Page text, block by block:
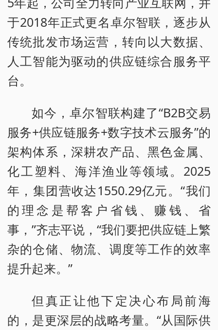
于2018年正式更名卓尔智联，逐步从
传统批发市场运营，转向以大数据、
人工智能为驱动的供应链综合服务平
台。
如今，卓尔智联构建了“B2B交易
服务+供应链服务+数字技术云服务”的
架构体系，深耕农产品、黑色金属、
化工塑料、海洋渔业等领域。2025
年，集团营收达1550.29亿元。“我们
的理念是帮客户省钱、赚钱、省
事，”齐志平说，“我们要把供应链上繁
杂的仓储、物流、调度等工作的效率
提升起来。”
但真正让他下定决心布局前海
的，是更深层的战略考量。“从国际供